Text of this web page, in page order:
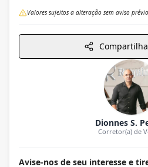
Valores sujeitos a alteração sem aviso
Dionnes S.
Corretor(a) de
Avise-nos de seu interesse e